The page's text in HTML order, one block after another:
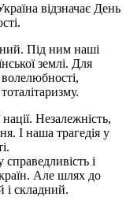
відзначає День
Під ним наші
землі. Для
Незалежність,
І наша трагедія у
і
Але шлях до
і складний.